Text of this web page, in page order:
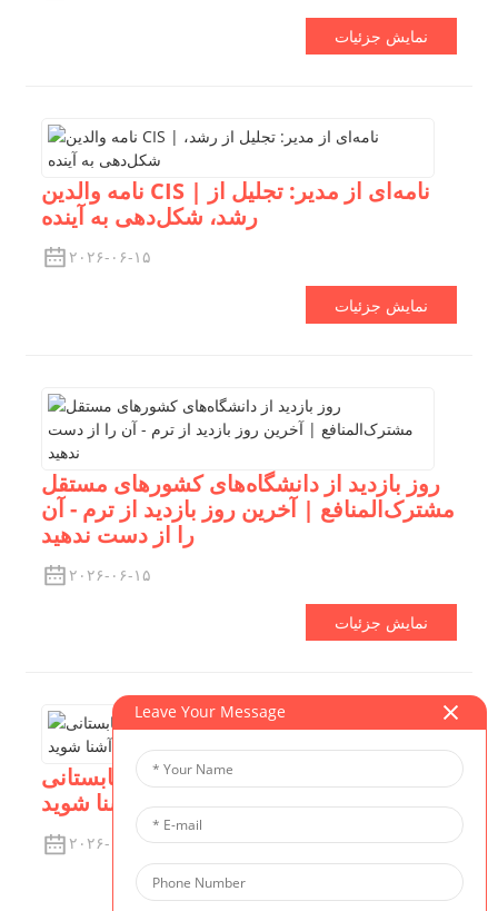
نمایش جزئیات
نامه والدین CIS | نامه‌ای از مدیر: تجلیل از
رشد، شکل‌دهی به آینده
۲۰۲۶-۰۶-۱۵
نمایش جزئیات
روز بازدید از دانشگاه‌های کشورهای مستقل
مشترک‌المنافع | آخرین روز بازدید از ترم - آن
را از دست ندهید
۲۰۲۶-۰۶-۱۵
نمایش جزئیات
اردوی تابستانی CIS | شمارش معکوس آغاز
می‌شود - با معلمان اردوی ما آشنا شوید
۲۰۲۶-۰۶-۱۵
Leave Your Message